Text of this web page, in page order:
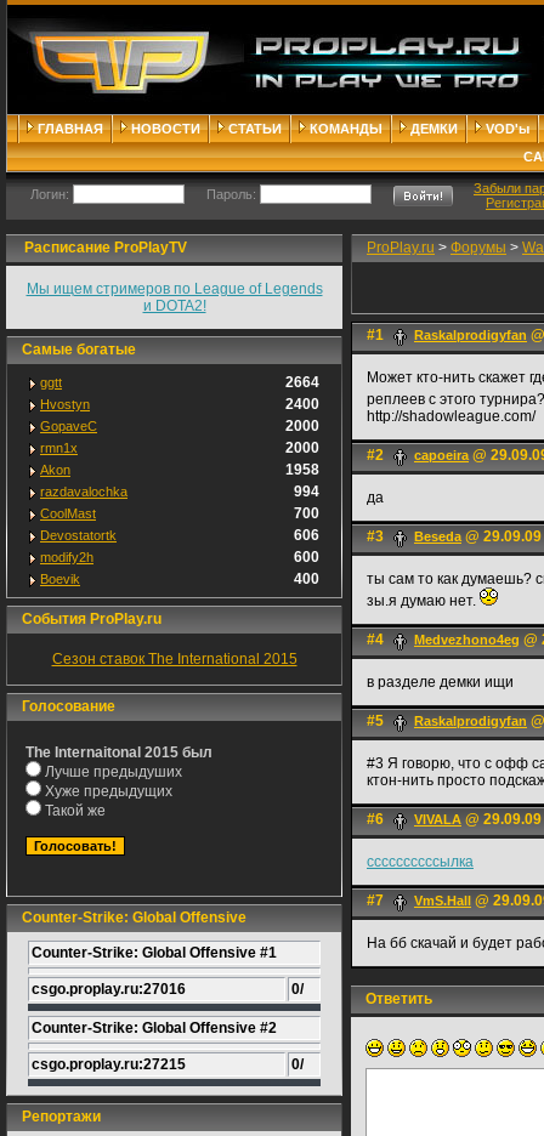
ГЛАВНАЯ НОВОСТИ СТАТЬИ КОМАНДЫ ДЕМКИ
VOD'ы
Логин: Пароль:
Забыли
Расписание ProPlayTV
Мы ищем стримеров по League of Legends
и DOTA2!
Самые богатые
ggtt 2664
Hvostyn 2400
GopaveC 2000
rmn1x 2000
Akon 1958
razdavalochka 994
CoolMast 700
Devostatortk 606
modify2h 600
Boevik 400
События ProPlay.ru
Сезон ставок The International 2015
Голосование
The Internaitonal 2015 был
Лучше предыдуших
Хуже предыдущих
Такой же
Counter-Strike: Global Offensive
Counter-Strike: Global Offensive #1
csgo.proplay.ru:27016 0/
Counter-Strike: Global Offensive #2
csgo.proplay.ru:27215 0/
Репортажи
ProPlay.ru > Форумы >
#1 Raskalprodigyfan
Может кто-нить скажет
реплеев с этого
http://shadowleague.com/
#2 capoeira@
да
#3 Beseda@
ты сам то как думаешь?
зы.я думаю нет.
#4 Medvezhono4eg @
в разделе демки ищи
#5 Raskalprodigyfan
#3 Я говорю, что с офф
ктон-нить просто
#6 VIVALA @
ссссссссссылка
#7 VmS.Hall @
На бб скачай и будет
Ответить